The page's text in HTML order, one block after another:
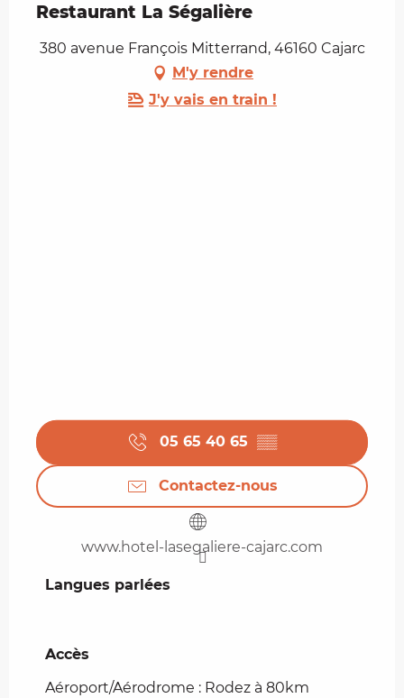
Restaurant La Ségalière
380 avenue François Mitterrand, 46160 Cajarc
M'y rendre
J'y vais en train !
05 65 40 65 ▒▒
Contactez-nous
www.hotel-lasegaliere-cajarc.com
Langues parlées
Langues parlées
Accès
Accès
Aéroport/Aérodrome : Rodez à 80km